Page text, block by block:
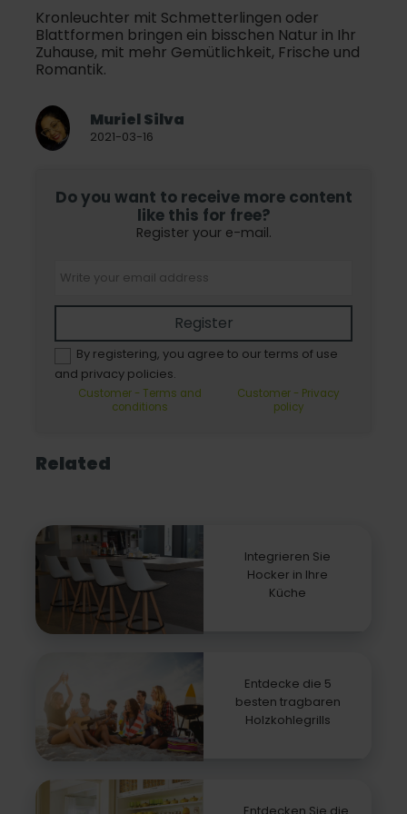
Kronleuchter mit Schmetterlingen oder
Blattformen bringen ein bisschen Natur in Ihr
Zuhause, mit mehr Gemütlichkeit, Frische und
Romantik.
Muriel Silva
2021-03-16
Do you want to receive more content
like this for free?
Register your e-mail.
Register
By registering, you agree to our terms of use
and privacy policies.
Customer - Terms and
conditions
Customer - Privacy
policy
Related
Integrieren Sie
Hocker in Ihre
Küche
Entdecke die 5
besten tragbaren
Holzkohlegrills